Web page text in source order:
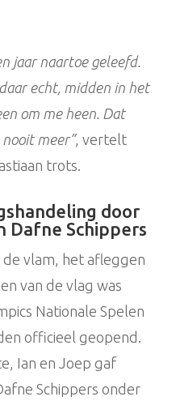
jaar naartoe geleefd.
echt, midden in het
om me heen. Dat
meer”, vertelt
trots.
door
Dafne Schippers
vlam, het afleggen
van de vlag was
Nationale Spelen
officieel geopend.
Ian en Joep gaf
Schippers onder